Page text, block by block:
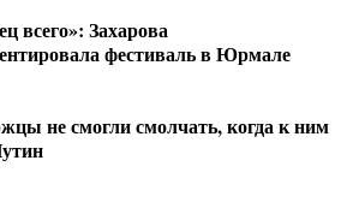
всего»: Захарова
фестиваль в Юрмале
не смогли смолчать, когда к ним